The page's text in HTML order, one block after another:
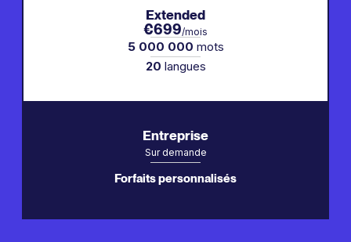
Extended
€699/mois
5 000 000 mots
20 langues
Entreprise
Sur demande
Forfaits personnalisés